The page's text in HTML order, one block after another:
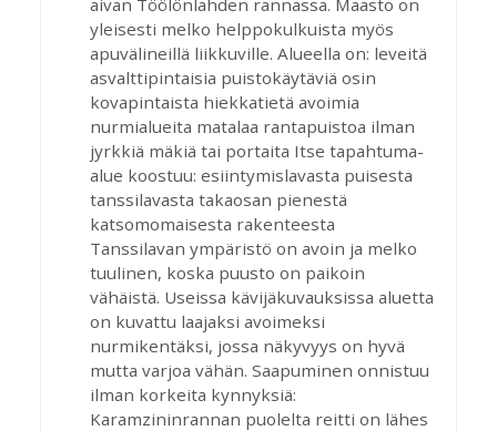
aivan Töölönlahden rannassa. Maasto on
yleisesti melko helppokulkuista myös
apuvälineillä liikkuville. Alueella on: leveitä
asvalttipintaisia puistokäytäviä osin
kovapintaista hiekkatietä avoimia
nurmialueita matalaa rantapuistoa ilman
jyrkkiä mäkiä tai portaita Itse tapahtuma-
alue koostuu: esiintymislavasta puisesta
tanssilavasta takaosan pienestä
katsomomaisesta rakenteesta
Tanssilavan ympäristö on avoin ja melko
tuulinen, koska puusto on paikoin
vähäistä. Useissa kävijäkuvauksissa aluetta
on kuvattu laajaksi avoimeksi
nurmikentäksi, jossa näkyvyys on hyvä
mutta varjoa vähän. Saapuminen onnistuu
ilman korkeita kynnyksiä:
Karamzininrannan puolelta reitti on lähes